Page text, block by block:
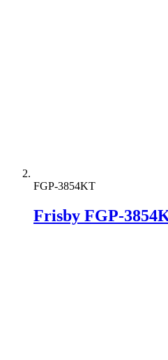
FGP-3854KT
Frisby FGP-